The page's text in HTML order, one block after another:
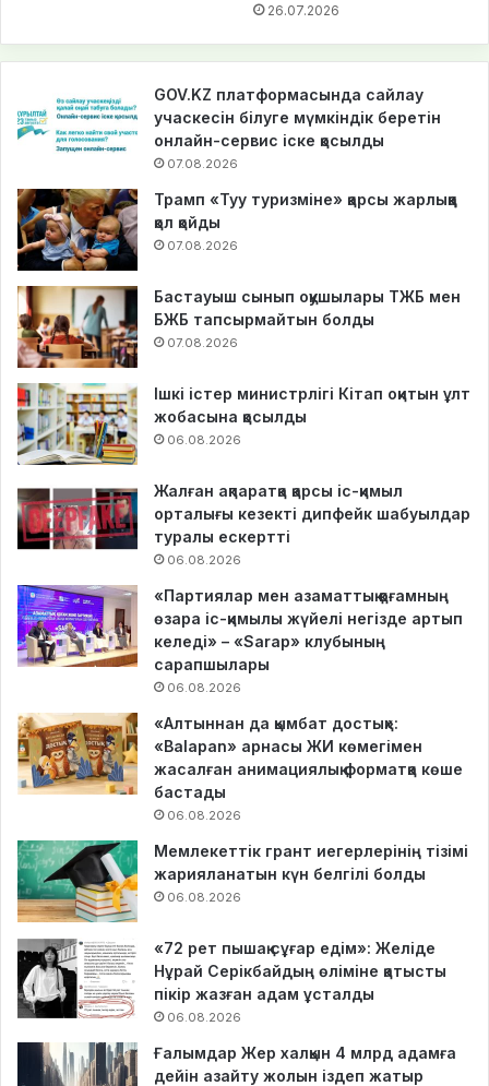
26.07.2026
GOV.KZ платформасында сайлау
учаскесін білуге мүмкіндік беретін
онлайн-сервис іске қосылды
07.08.2026
Трамп «Туу туризміне» қарсы жарлыққа
қол қойды
07.08.2026
Бастауыш сынып оқушылары ТЖБ мен
БЖБ тапсырмайтын болды
07.08.2026
Ішкі істер министрлігі Кітап оқитын ұлт
жобасына қосылды
06.08.2026
Жалған ақпаратқа қарсы іс-қимыл
орталығы кезекті дипфейк шабуылдар
туралы ескертті
06.08.2026
«Партиялар мен азаматтық қоғамның
өзара іс-қимылы жүйелі негізде артып
келеді» – «Sarap» клубының
сарапшылары
06.08.2026
«Алтыннан да қымбат достық»:
«Balapan» арнасы ЖИ көмегімен
жасалған анимациялық форматқа көше
бастады
06.08.2026
Мемлекеттік грант иегерлерінің тізімі
жарияланатын күн белгілі болды
06.08.2026
«72 рет пышақ сұғар едім»: Желіде
Нұрай Серікбайдың өліміне қатысты
пікір жазған адам ұсталды
06.08.2026
Ғалымдар Жер халқын 4 млрд адамға
дейін азайту жолын іздеп жатыр